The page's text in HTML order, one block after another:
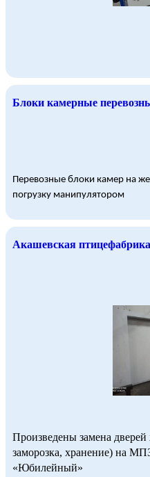
Блоки камерные
Перевозные блоки камер на
погрузку манипулятором
Акашевская птицефабрика
Произведены замена
заморозка, хранение) на
«Юбилейный»